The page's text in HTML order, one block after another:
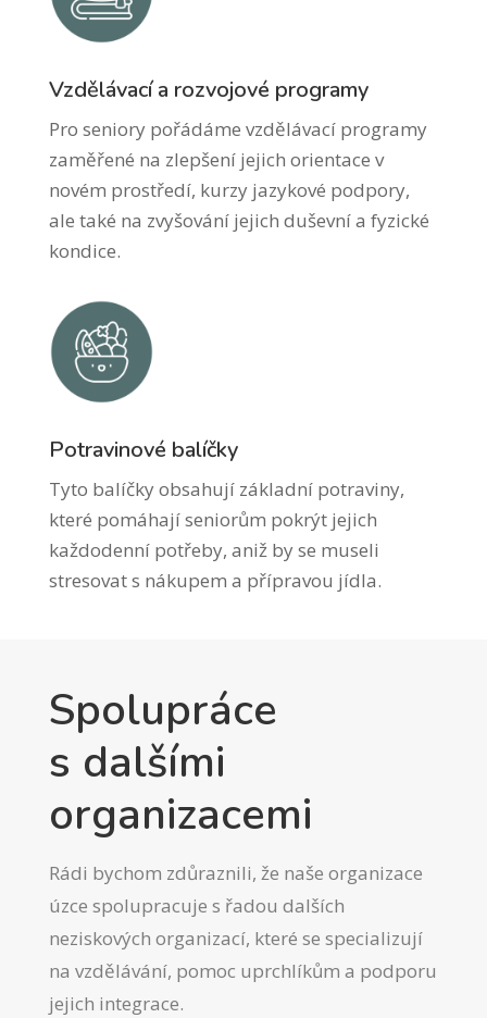
Vzdělávací a rozvojové programy
Pro seniory pořádáme vzdělávací programy
zaměřené na zlepšení jejich orientace v
novém prostředí, kurzy jazykové podpory,
ale také na zvyšování jejich duševní a fyzické
kondice.
Potravinové balíčky
Tyto balíčky obsahují základní potraviny,
které pomáhají seniorům pokrýt jejich
každodenní potřeby, aniž by se museli
stresovat s nákupem a přípravou jídla.
Spolupráce
s dalšími
organizacemi
Rádi bychom zdůraznili, že naše organizace
úzce spolupracuje s řadou dalších
neziskových organizací, které se specializují
na vzdělávání, pomoc uprchlíkům a podporu
jejich integrace.